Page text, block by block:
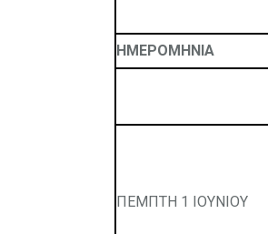
ΗΜΕΡΟΜΗΝΙΑ
ΠΕΜΠΤΗ 1 ΙΟΥΝΙΟΥ